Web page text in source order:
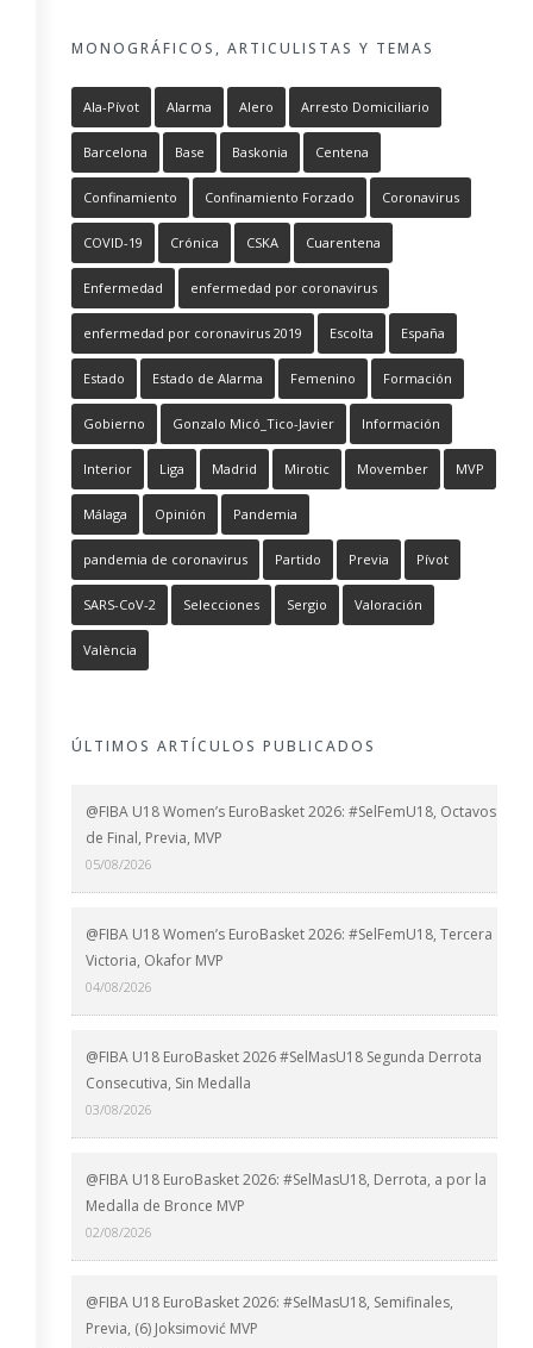
MONOGRÁFICOS, ARTICULISTAS Y TEMAS
Ala-Pívot Alarma Alero Arresto Domiciliario
Barcelona Base Baskonia Centena
Confinamiento Confinamiento Forzado Coronavirus
COVID-19 Crónica CSKA Cuarentena
Enfermedad enfermedad por coronavirus
enfermedad por coronavirus 2019 Escolta España
Estado Estado de Alarma Femenino Formación
Gobierno Gonzalo Micó_Tico-Javier Información
Interior Liga Madrid Mirotic Movember MVP
Málaga Opinión Pandemia
pandemia de coronavirus Partido Previa Pívot
SARS-CoV-2 Selecciones Sergio Valoración
València
ÚLTIMOS ARTÍCULOS PUBLICADOS
@FIBA U18 Women’s EuroBasket 2026: #SelFemU18, Octavos
de Final, Previa, MVP
05/08/2026
@FIBA U18 Women’s EuroBasket 2026: #SelFemU18, Tercera
Victoria, Okafor MVP
04/08/2026
@FIBA U18 EuroBasket 2026 #SelMasU18 Segunda Derrota
Consecutiva, Sin Medalla
03/08/2026
@FIBA U18 EuroBasket 2026: #SelMasU18, Derrota, a por la
Medalla de Bronce MVP
02/08/2026
@FIBA U18 EuroBasket 2026: #SelMasU18, Semifinales,
Previa, (6) Joksimović MVP